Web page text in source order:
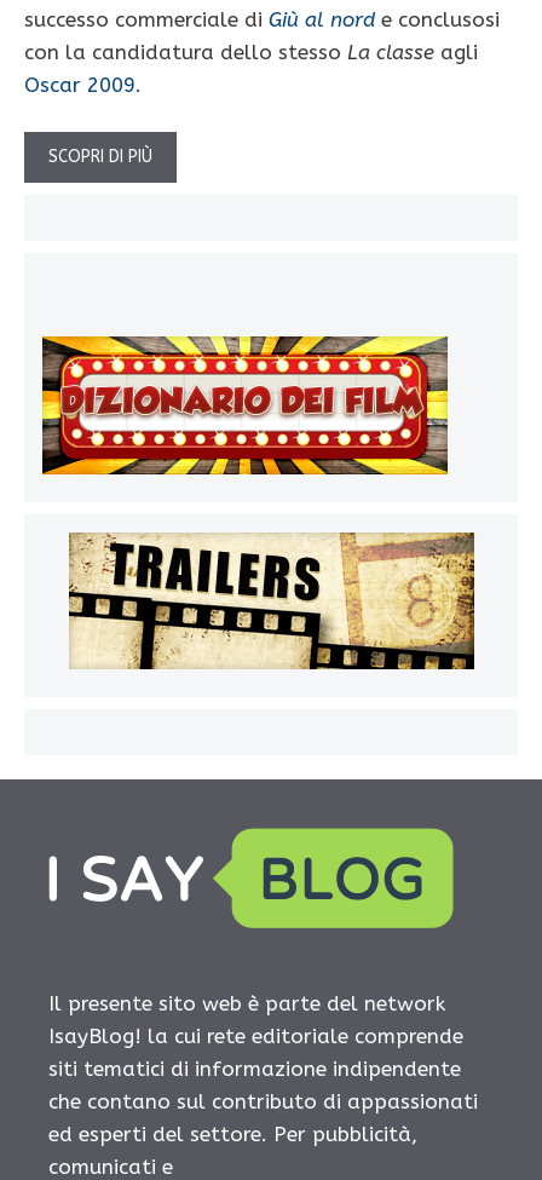
successo commerciale di Giù al norde conclusosi
con la candidatura dello stesso La classe agli
Oscar 2009.
SCOPRI DI PIÙ
Il presente sito web è parte del network
IsayBlog! la cui rete editoriale comprende
siti tematici di informazione indipendente
che contano sul contributo di appassionati
ed esperti del settore. Per pubblicità,
comunicati e